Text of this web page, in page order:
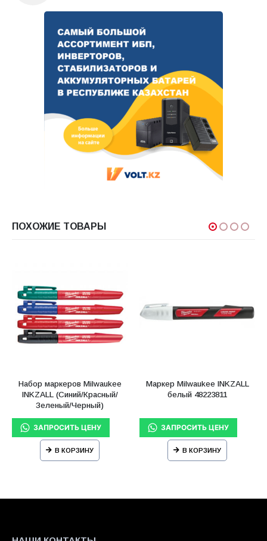
ПОХОЖИЕ ТОВАРЫ
Набор маркеров Milwaukee
INKZALL (Синий/Красный/
Зеленый/Черный)
В КОРЗИНУ
Маркер Milwaukee INKZALL
белый 48223811
В КОРЗИНУ